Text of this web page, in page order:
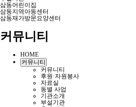
삼동어린이집
삼동지역아동센터
삼동재가방문요양센터
커뮤니티
HOME
커뮤니티
커뮤니티
후원·자원봉사
자료실
동별 사업
기관소개
부설기관